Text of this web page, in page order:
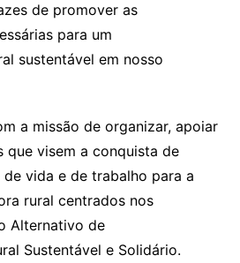
de promover as
para um
sustentável em nosso
a missão de organizar, apoiar
que visem a conquista de
vida e de trabalho para a
rural centrados nos
Alternativo de
Sustentável e Solidário.